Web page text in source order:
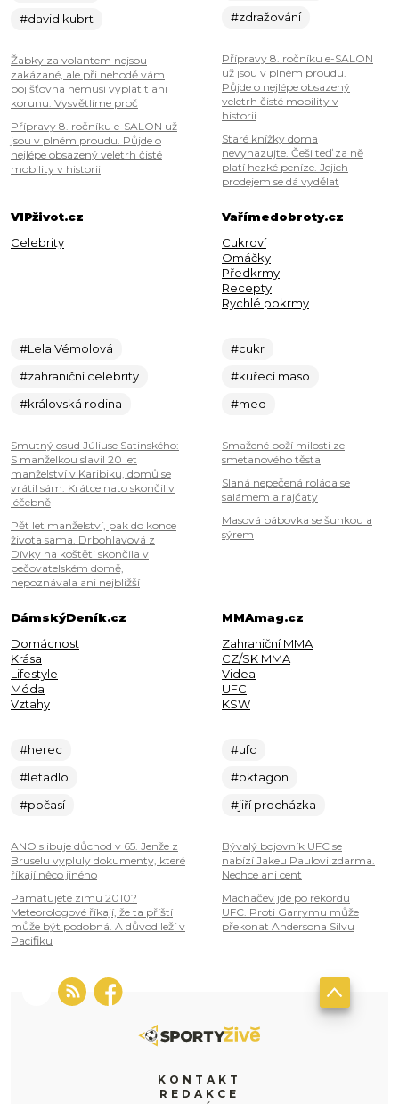
#david kubrt
Žabky za volantem nejsou
zakázané, ale při nehodě vám
pojišťovna nemusí vyplatit ani
korunu. Vysvětlíme proč
Přípravy 8. ročníku e-SALON už
jsou v plném proudu. Půjde o
nejlépe obsazený veletrh čisté
mobility v historii
#zdražování
Přípravy 8. ročníku e-SALON
už jsou v plném proudu.
Půjde o nejlépe obsazený
veletrh čisté mobility v
historii
Staré knížky doma
nevyhazujte. Češi teď za ně
platí hezké peníze. Jejich
prodejem se dá vydělat
VIPživot.cz
Celebrity
#Lela Vémolová
#zahraniční celebrity
#královská rodina
Smutný osud Júliuse Satinského:
S manželkou slavil 20 let
manželství v Karibiku, domů se
vrátil sám. Krátce nato skončil v
léčebně
Pět let manželství, pak do konce
života sama. Drbohlavová z
Dívky na koštěti skončila v
pečovatelském domě,
nepoznávala ani nejbližší
Vařímedobroty.cz
Cukroví
Omáčky
Předkrmy
Recepty
Rychlé pokrmy
#cukr
#kuřecí maso
#med
Smažené boží milosti ze
smetanového těsta
Slaná nepečená roláda se
salámem a rajčaty
Masová bábovka se šunkou a
sýrem
DámskýDeník.cz
Domácnost
Krása
Lifestyle
Móda
Vztahy
#herec
#letadlo
#počasí
ANO slibuje důchod v 65. Jenže z
Bruselu vypluly dokumenty, které
říkají něco jiného
Pamatujete zimu 2010?
Meteorologové říkají, že ta příští
může být podobná. A důvod leží v
Pacifiku
MMAmag.cz
Zahraniční MMA
CZ/SK MMA
Videa
UFC
KSW
#ufc
#oktagon
#jiří procházka
Bývalý bojovník UFC se
nabízí Jakeu Paulovi zdarma.
Nechce ani cent
Machačev jde po rekordu
UFC. Proti Garrymu může
překonat Andersona Silvu
KONTAKT
REDAKCE